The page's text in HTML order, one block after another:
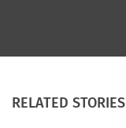
RELATED STORIES